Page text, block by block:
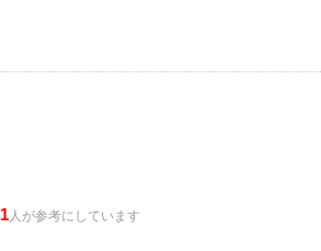
1人が参考にしています